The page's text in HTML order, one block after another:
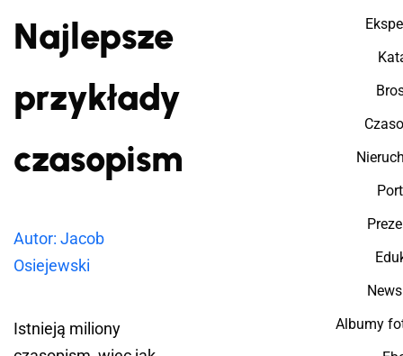
Najlepsze
przykłady
czasopism
Autor: Jacob
Osiejewski
Istnieją miliony
Albumy